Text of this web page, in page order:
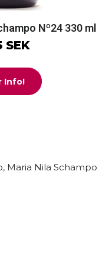
Nº24 330 ml
SEK
Info!